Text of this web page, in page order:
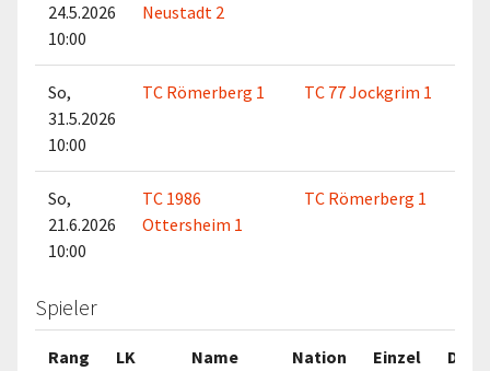
24.5.2026
10:00
Neustadt 2
So,
31.5.2026
10:00
TC Römerberg 1 TC 77 Jockgrim 1
So,
21.6.2026
10:00
TC 1986
Ottersheim 1
TC Römerberg 1
Spieler
Rang LK Name Nation Einzel